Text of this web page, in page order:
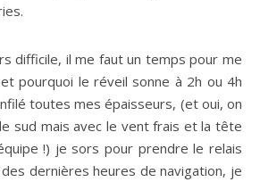
difficile, il me faut un temps pour me
pourquoi le réveil sonne à 2h ou 4h
toutes mes épaisseurs, (et oui, on
sud mais avec le vent frais et la tête
!) je sors pour prendre le relais
dernières heures de navigation, je